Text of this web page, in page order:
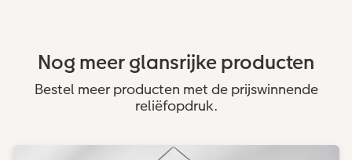
Nog meer glansrijke producten
Bestel meer producten met de prijswinnende
reliëfopdruk.